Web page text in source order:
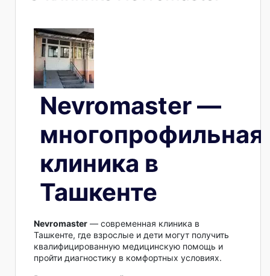
Nevromaster —
многопрофильная
клиника в
Ташкенте
Nevromaster — современная клиника в
Ташкенте, где взрослые и дети могут получить
квалифицированную медицинскую помощь и
пройти диагностику в комфортных условиях.